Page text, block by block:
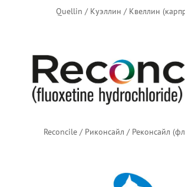
Quellin / Куэллин / Квеллин
Reconcile / Риконсайл / Реконсайл